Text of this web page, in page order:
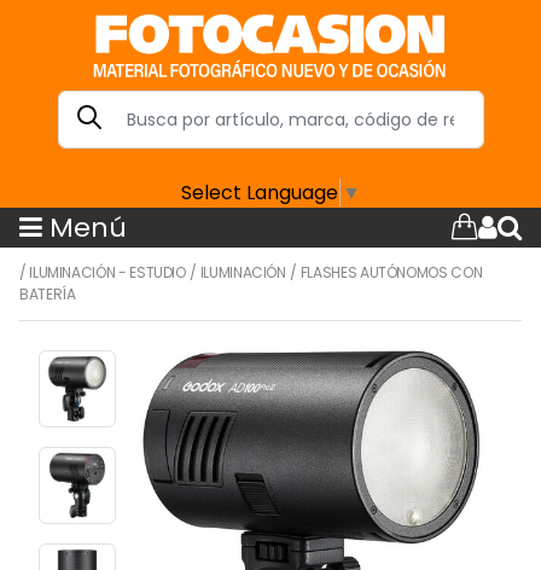
Select Language ▼
Menú
/ ILUMINACIÓN - ESTUDIO/ ILUMINACIÓN / FLASHES AUTÓNOMOS CON
BATERÍA